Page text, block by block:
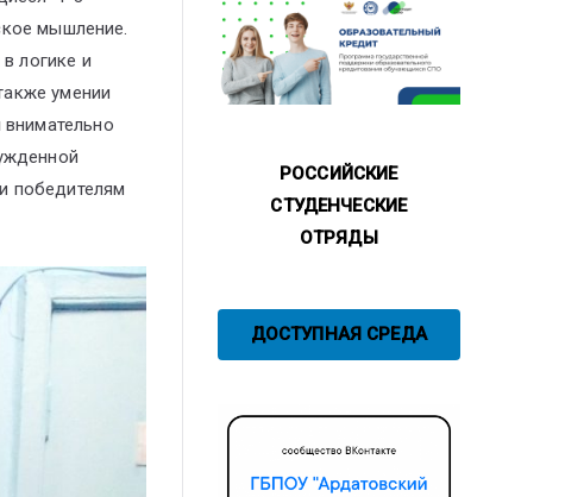
мышление.
логике и
умении
победителям
РОССИЙСКИЕ
СТУДЕНЧЕСКИЕ
ОТРЯДЫ
ДОСТУПНАЯ СРЕДА